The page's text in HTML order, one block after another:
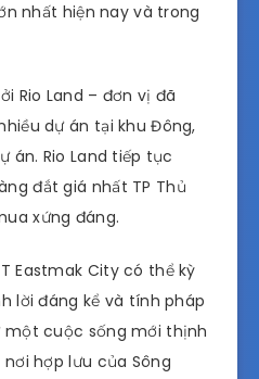
nhất hiện nay và trong
Rio Land – đơn vị đã
dự án tại khu Đông,
án. Rio Land tiếp tục
đắt giá nhất TP Thủ
xứng đáng.
Eastmak City có thể kỳ
lời đáng kể và tính pháp
một cuộc sống mới thịnh
hợp lưu của Sông